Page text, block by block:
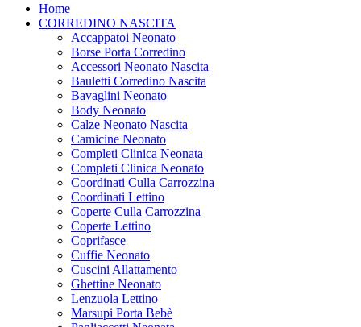
Home
CORREDINO NASCITA
Accappatoi Neonato
Borse Porta Corredino
Accessori Neonato Nascita
Bauletti Corredino Nascita
Bavaglini Neonato
Body Neonato
Calze Neonato Nascita
Camicine Neonato
Completi Clinica Neonata
Completi Clinica Neonato
Coordinati Culla Carrozzina
Coordinati Lettino
Coperte Culla Carrozzina
Coperte Lettino
Coprifasce
Cuffie Neonato
Cuscini Allattamento
Ghettine Neonato
Lenzuola Lettino
Marsupi Porta Bebè